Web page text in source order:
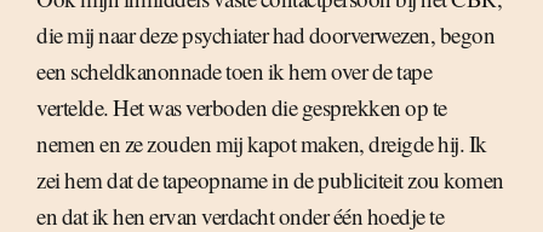
die mij naar deze psychiater had doorverwezen, begon
een scheldkanonnade toen ik hem over de tape
vertelde. Het was verboden die gesprekken op te
nemen en ze zouden mij kapot maken, dreigde hij. Ik
zei hem dat de tapeopname in de publiciteit zou komen
en dat ik hen ervan verdacht onder één hoedje te